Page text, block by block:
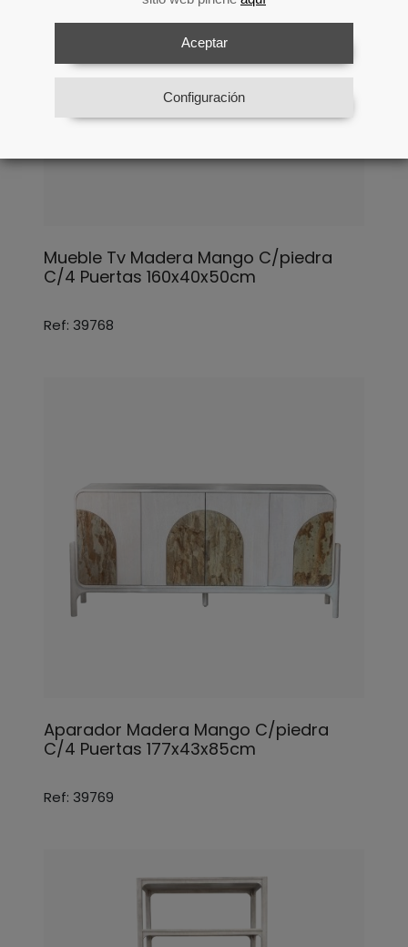
Aceptar
Configuración
Mueble Tv Madera Mango C/piedra
C/4 Puertas 160x40x50cm
Ref: 39768
Aparador Madera Mango C/piedra
C/4 Puertas 177x43x85cm
Ref: 39769